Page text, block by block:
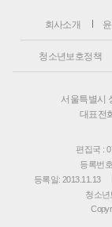
회사소개
청소년보호정책
서울특별시
대표전
편집국 :
등록번
등록일: 2013.11.13
청소년